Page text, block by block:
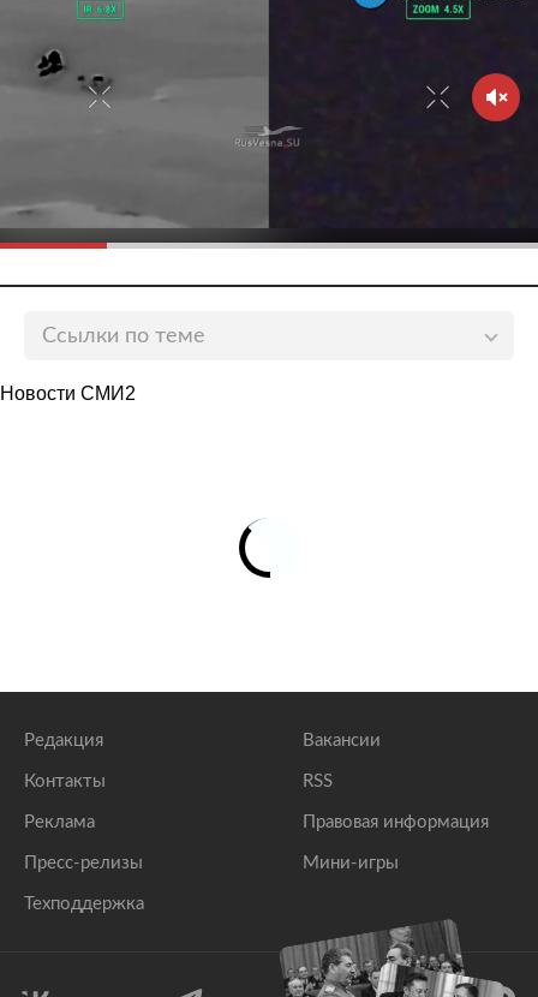
Ссылки по теме
«русскому миру»
Пушков рассказал о вовлечении Белоруссии в игры
Новости СМИ2
Редакция
Контакты
Реклама
Пресс-релизы
Техподдержка
Вакансии
RSS
Правовая информация
Мини-игры